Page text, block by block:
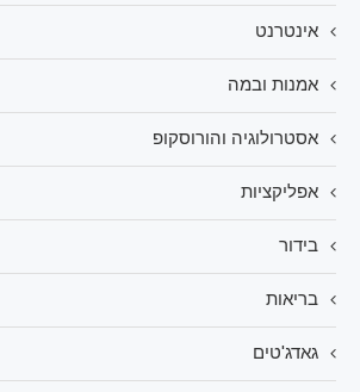
אינטרנט
אמנות ובמה
אסטרולוגיה והורוסקופ
אפליקציות
בידור
בריאות
גאדג'טים